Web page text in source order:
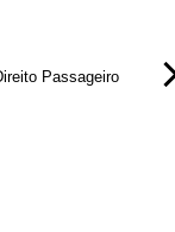
Passageiro